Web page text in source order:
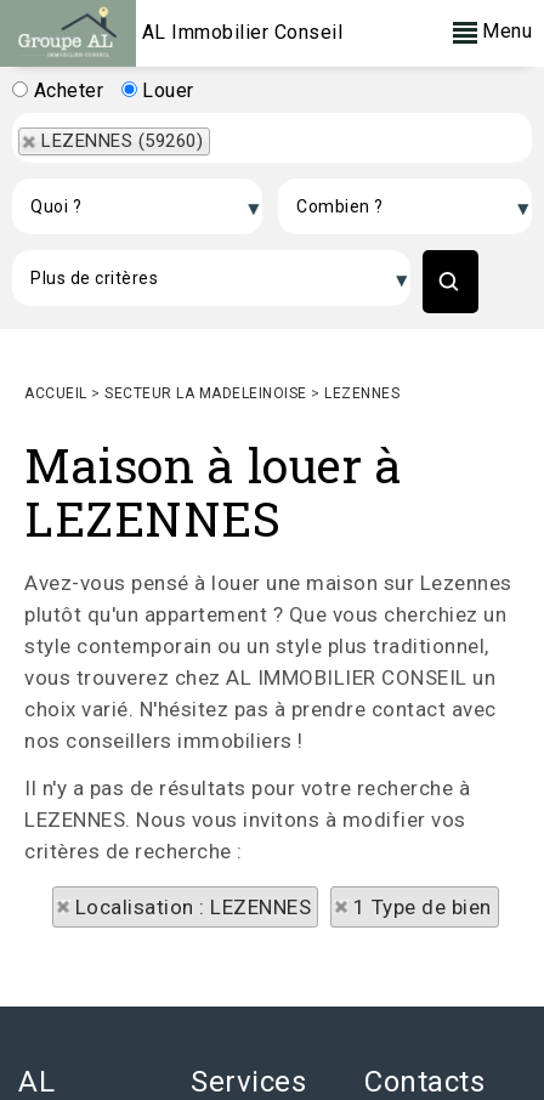
AL Immobilier Conseil Menu
Acheter Louer
LEZENNES (59260)
ACCUEIL > SECTEUR LA MADELEINOISE > LEZENNES
Maison à louer à
LEZENNES
Avez-vous pensé à louer une maison sur Lezennes
plutôt qu'un appartement ? Que vous cherchiez un
style contemporain ou un style plus traditionnel,
vous trouverez chez AL IMMOBILIER CONSEIL un
choix varié. N'hésitez pas à prendre contact avec
nos conseillers immobiliers !
Il n'y a pas de résultats pour votre recherche à
LEZENNES. Nous vous invitons à modifier vos
critères de recherche :
Localisation : LEZENNES 1 Type de bien
AL
Services Contacts